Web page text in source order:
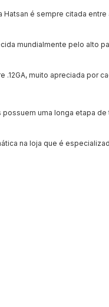
é sempre citada
mundialmente pelo alto
.12GA, muito apreciada por
uma longa etapa
na loja que é